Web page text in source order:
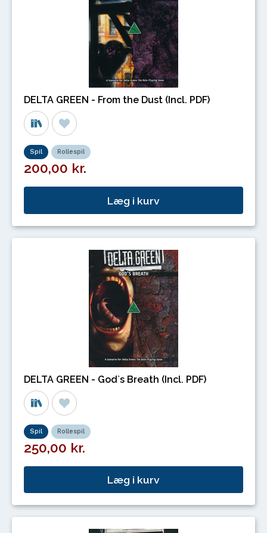
DELTA GREEN - From the Dust (Incl. PDF)
Spil Rollespil
200,00 kr.
Læg i kurv
DELTA GREEN - God`s Breath (Incl. PDF)
Spil Rollespil
250,00 kr.
Læg i kurv